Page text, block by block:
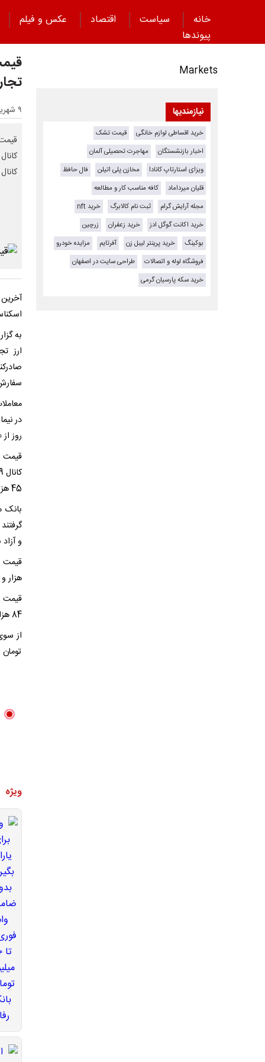
خانه سیاست اقتصاد
عکس و فیلم
پیوند‌ها
۹ شهریور ۱۴۰۴ - ۱۲:۰۱
کانال 45 هزار تومان
اسکناس ۷۱هزار و ۹۶۱
ارز
روز از 60 هزار تومان عبور کرد.
45 هزار تومان بود.
بانک
و
هزار و 961 تومان و قیمت توافقی حواله دلار نیز به نرخ 69 هزار و 865 تومان رسیده است.
قیمت
84 هزار و 86 تومان و نرخ حواله یورو نیز به 81 هزار و 637 تومان رسیده است.
تومان
ویژه
Markets
نیازمندیها
خرید اقساطی لوازم خانگی
قیمت تشک
اخبار بازنشستگان
مهاجرت تحصیلی آلمان
ویزای استارتاپ کانادا
مخازن پلی اتیلن
فال حافظ
قلیان میرداماد
کافه مناسب کار و مطالعه
مجله آرایش گرام
ثبت نام کالابرگ
خرید nft
خرید اکانت گوگل ادز
خرید زعفران
زرچین
بوکینگ
خرید پرینتر لیبل زن آفرتایم
مزایده خودرو
فروشگاه لوله و اتصالات
طراحی سایت در اصفهان
خرید سکه پارسیان گرمی